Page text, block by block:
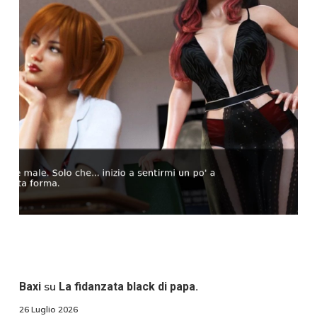
Baxisu La fidanzata black di papa.
26 Luglio 2026